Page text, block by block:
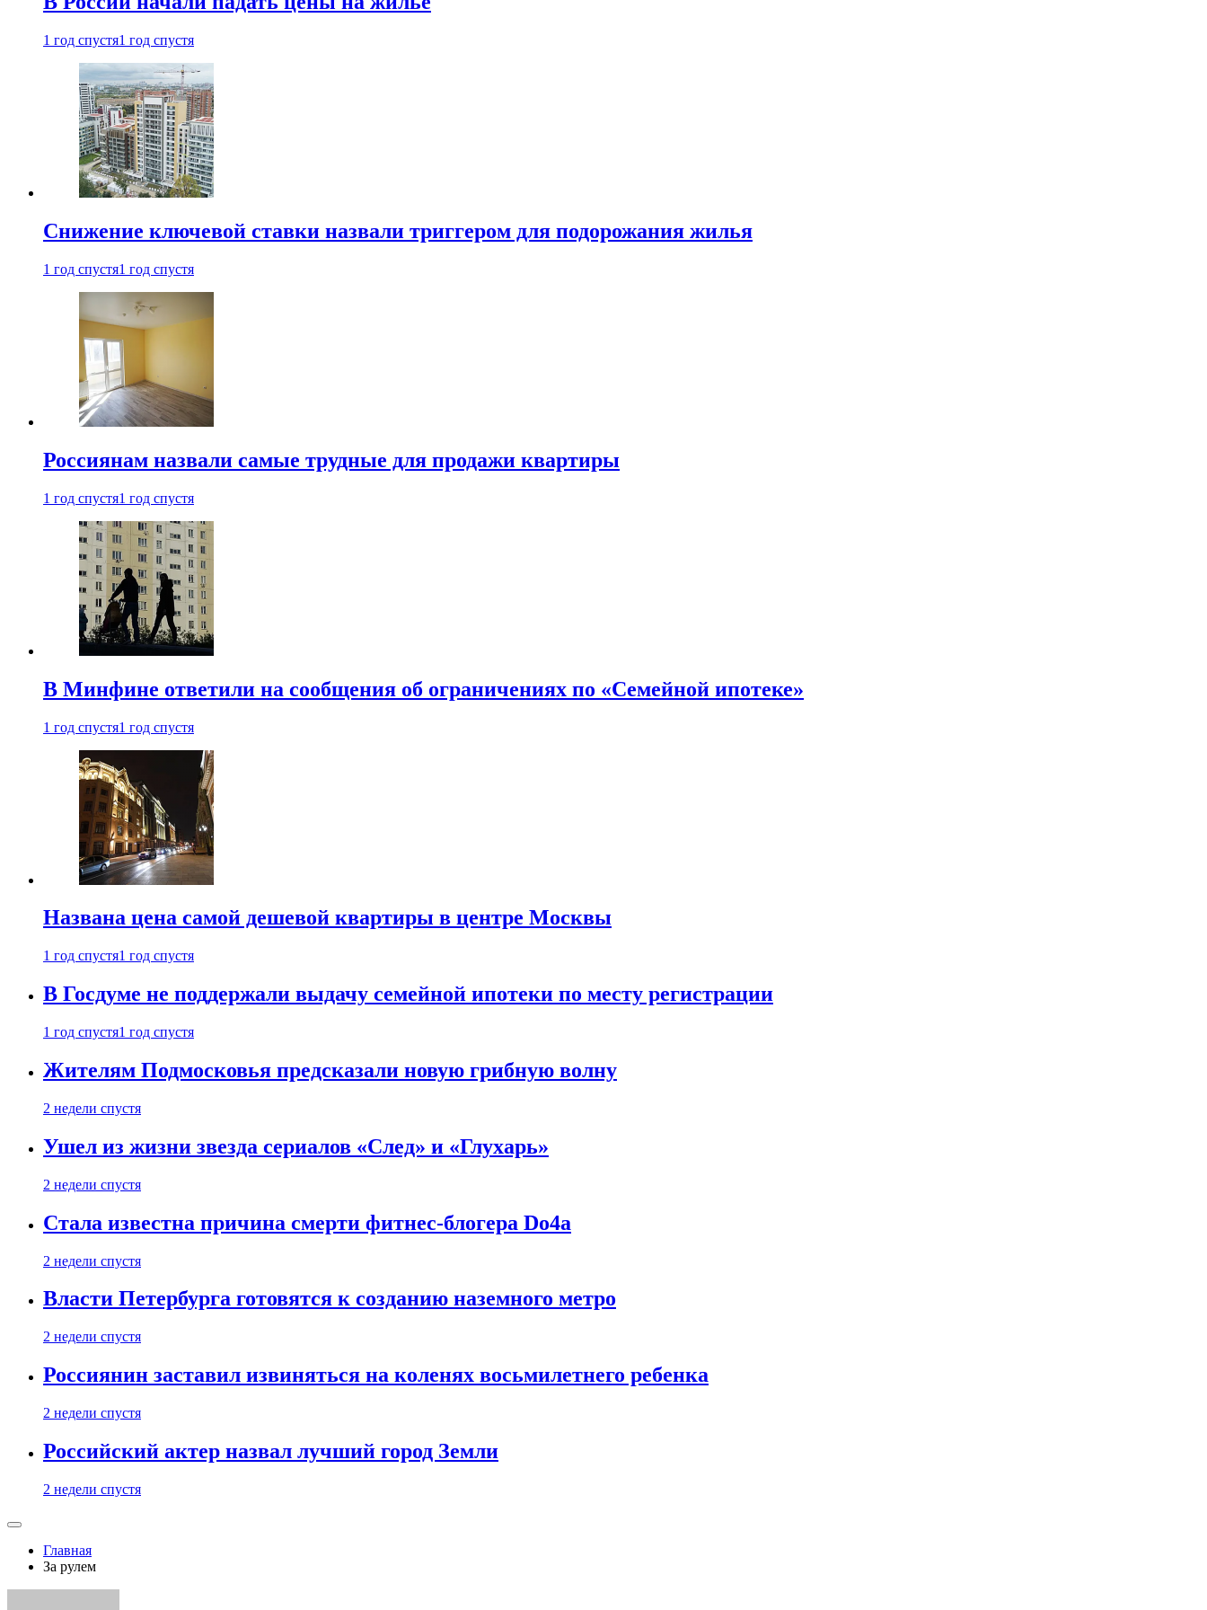
1 год спустя1 год спустя
Снижение ключевой ставки назвали триггером для подорожания жилья
1 год спустя1 год спустя
Россиянам назвали самые трудные для продажи квартиры
1 год спустя1 год спустя
В Минфине ответили на сообщения об ограничениях по «Семейной ипотеке»
1 год спустя1 год спустя
Названа цена самой дешевой квартиры в центре Москвы
1 год спустя1 год спустя
В Госдуме не поддержали выдачу семейной ипотеки по месту регистрации
1 год спустя1 год спустя
Жителям Подмосковья предсказали новую грибную волну
2 недели спустя
Ушел из жизни звезда сериалов «След» и «Глухарь»
2 недели спустя
Стала известна причина смерти фитнес-блогера Do4а
2 недели спустя
Власти Петербурга готовятся к созданию наземного метро
2 недели спустя
Россиянин заставил извиняться на коленях восьмилетнего ребенка
2 недели спустя
Российский актер назвал лучший город Земли
2 недели спустя
Главная
За рулем